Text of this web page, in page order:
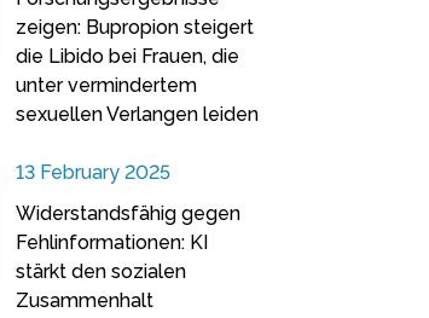
zeigen: Bupropion steigert
die Libido bei Frauen, die
unter vermindertem
sexuellen Verlangen leiden
13 February 2025
Widerstandsfähig gegen
Fehlinformationen: KI
stärkt den sozialen
Zusammenhalt